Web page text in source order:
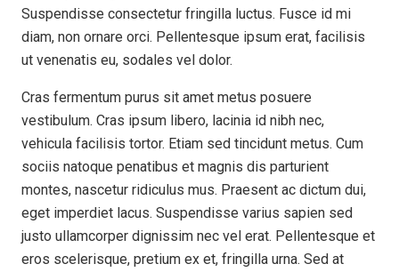
Suspendisse consectetur fringilla luctus. Fusce id mi
diam, non ornare orci. Pellentesque ipsum erat, facilisis
ut venenatis eu, sodales vel dolor.
Cras fermentum purus sit amet metus posuere
vestibulum. Cras ipsum libero, lacinia id nibh nec,
vehicula facilisis tortor. Etiam sed tincidunt metus. Cum
sociis natoque penatibus et magnis dis parturient
montes, nascetur ridiculus mus. Praesent ac dictum dui,
eget imperdiet lacus. Suspendisse varius sapien sed
justo ullamcorper dignissim nec vel erat. Pellentesque et
eros scelerisque, pretium ex et, fringilla urna. Sed at